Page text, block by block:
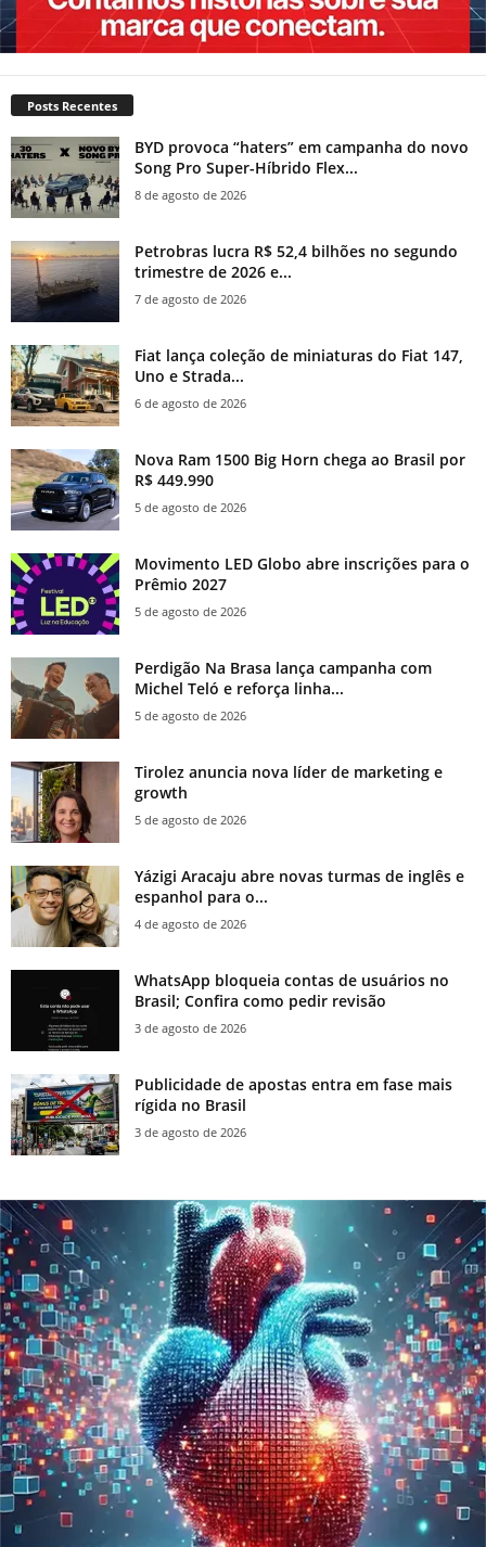
Posts Recentes
BYD provoca “haters” em campanha do novo
Song Pro Super-Híbrido Flex...
8 de agosto de 2026
Petrobras lucra R$ 52,4 bilhões no segundo
trimestre de 2026 e...
7 de agosto de 2026
Fiat lança coleção de miniaturas do Fiat 147,
Uno e Strada...
6 de agosto de 2026
Nova Ram 1500 Big Horn chega ao Brasil por
R$ 449.990
5 de agosto de 2026
Movimento LED Globo abre inscrições para o
Prêmio 2027
5 de agosto de 2026
Perdigão Na Brasa lança campanha com
Michel Teló e reforça linha...
5 de agosto de 2026
Tirolez anuncia nova líder de marketing e
growth
5 de agosto de 2026
Yázigi Aracaju abre novas turmas de inglês e
espanhol para o...
4 de agosto de 2026
WhatsApp bloqueia contas de usuários no
Brasil; Confira como pedir revisão
3 de agosto de 2026
Publicidade de apostas entra em fase mais
rígida no Brasil
3 de agosto de 2026